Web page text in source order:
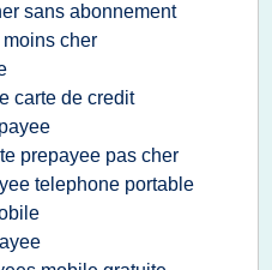
sans abonnement
cher
carte de credit
prepayee pas cher
telephone portable